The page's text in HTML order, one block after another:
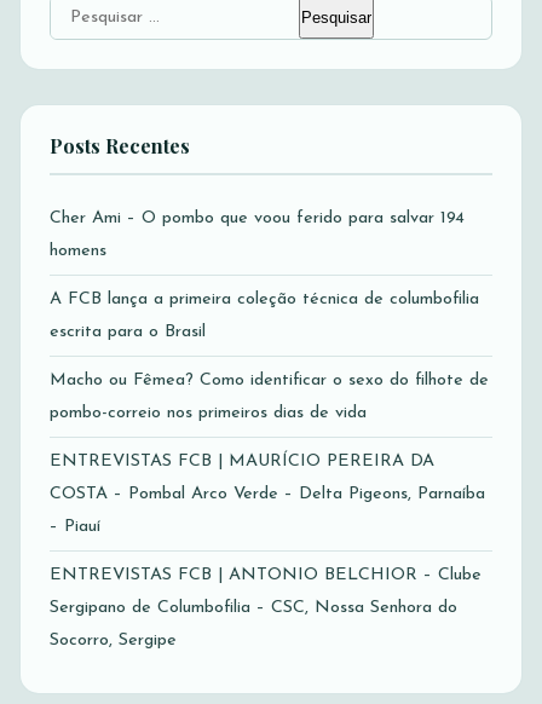
Pesquisar
por:
Posts Recentes
Cher Ami – O pombo que voou ferido para salvar 194
homens
A FCB lança a primeira coleção técnica de columbofilia
escrita para o Brasil
Macho ou Fêmea? Como identificar o sexo do filhote de
pombo-correio nos primeiros dias de vida
ENTREVISTAS FCB | MAURÍCIO PEREIRA DA
COSTA – Pombal Arco Verde – Delta Pigeons, Parnaíba
– Piauí
ENTREVISTAS FCB | ANTONIO BELCHIOR – Clube
Sergipano de Columbofilia – CSC, Nossa Senhora do
Socorro, Sergipe